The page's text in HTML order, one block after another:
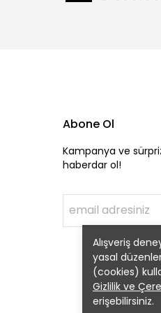
Alışveriş
yasal
(cookies)
Gizlilik ve
erişebilirsiniz.
Abone Ol
Kampanya ve
haberdar ol!